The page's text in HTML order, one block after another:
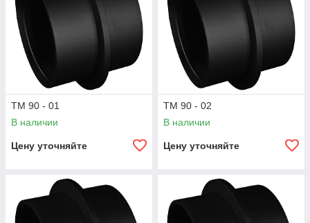
ТМ 90 - 01
В наличии
Цену уточняйте
ТМ 90 - 02
В наличии
Цену уточняйте